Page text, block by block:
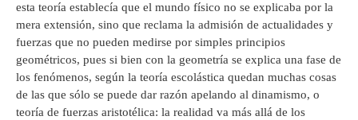
esta teoría establecía que el mundo físico no se explicaba por la
mera extensión, sino que reclama la admisión de actualidades y
fuerzas que no pueden medirse por simples principios
geométricos, pues si bien con la geometría se explica una fase de
los fenómenos, según la teoría escolástica quedan muchas cosas
de las que sólo se puede dar razón apelando al dinamismo, o
teoría de fuerzas aristotélica: la realidad va más allá de los